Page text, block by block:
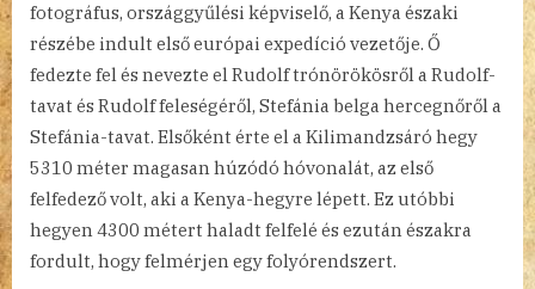
fotográfus, országgyűlési képviselő, a Kenya északi
részébe indult első európai expedíció vezetője. Ő
fedezte fel és nevezte el Rudolf trónörökösről a Rudolf-
tavat és Rudolf feleségéről, Stefánia belga hercegnőről a
Stefánia-tavat. Elsőként érte el a Kilimandzsáró hegy
5310 méter magasan húzódó hóvonalát, az első
felfedező volt, aki a Kenya-hegyre lépett. Ez utóbbi
hegyen 4300 métert haladt felfelé és ezután északra
fordult, hogy felmérjen egy folyórendszert.